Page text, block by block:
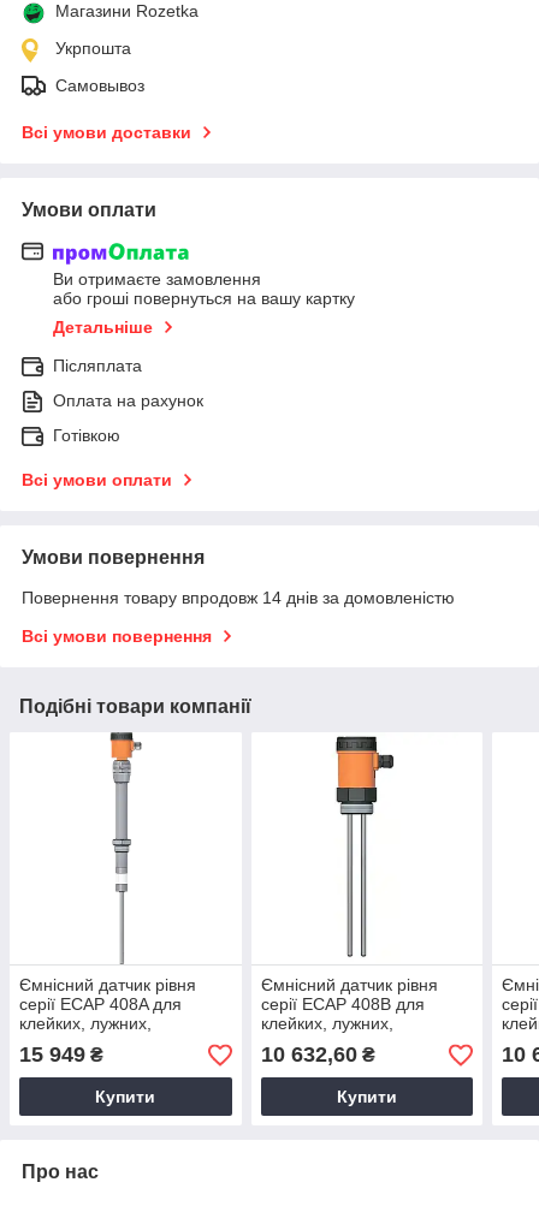
Магазини Rozetka
Укрпошта
Самовывоз
Всі умови доставки
Умови оплати
Ви отримаєте замовлення
або гроші повернуться на вашу картку
Детальніше
Післяплата
Оплата на рахунок
Готівкою
Всі умови оплати
Умови повернення
Повернення товару впродовж 14 днів за домовленістю
Всі умови повернення
Подібні товари компанії
Ємнісний датчик рівня
серії ECAP 408A для
клейких, лужних,
15 949 ₴
Купити
Ємнісний датчик рівня
серії ECAP 408B для
клейких, лужних,
(корпус пластик)
10 632,60₴
Купити
10
Про нас